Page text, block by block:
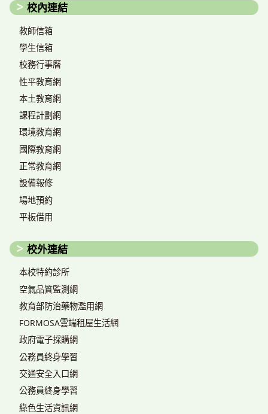
校內連結
教師信箱
學生信箱
校務行事曆
性平教育網
本土教育網
課程計劃網
環境教育網
國際教育網
正常教育網
設備報修
場地預約
平板借用
校外連結
本校特約診所
空氣品質監測網
教育部防治藥物濫用網
FORMOSA雲端租屋生活網
政府電子採購網
公務員終身學習
交通安全入口網
公務員終身學習
綠色生活資訊網